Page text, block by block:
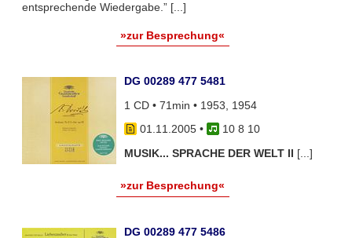
entsprechende Wiedergabe.” [...]
»zur Besprechung«
DG 00289 477 5481
1 CD • 71min • 1953, 1954
01.11.2005•
10 8 10
MUSIK... SPRACHE DER WELT II [...]
»zur Besprechung«
DG 00289 477 5486